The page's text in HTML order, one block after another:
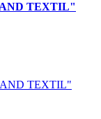
TEXTIL"